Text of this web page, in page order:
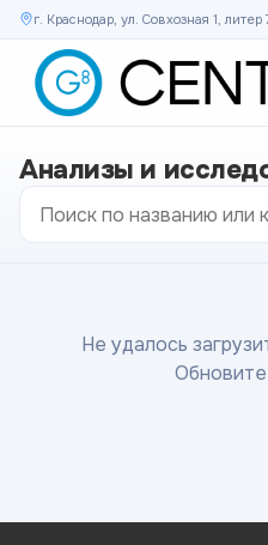
г. Краснодар, ул. Совхозная 1, литер
Анализы и
Не удалось